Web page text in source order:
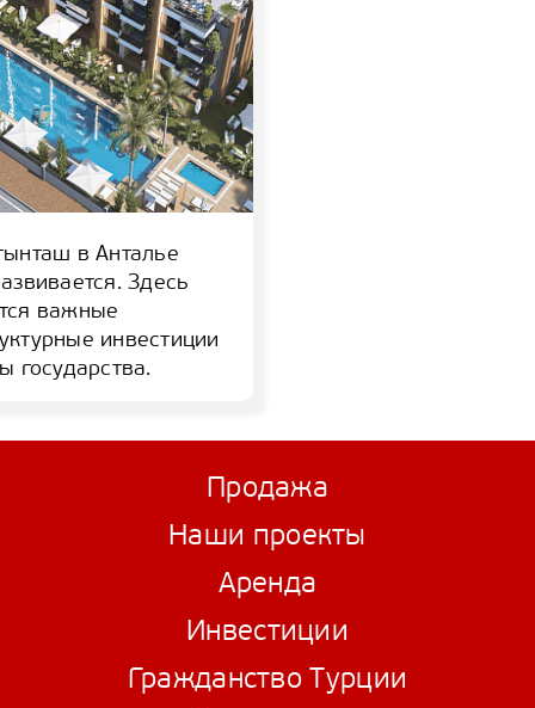
в Анталье
Здесь
важные
инвестиции
государства.
Продажа
Наши проекты
Аренда
Инвестиции
Гражданство Турции